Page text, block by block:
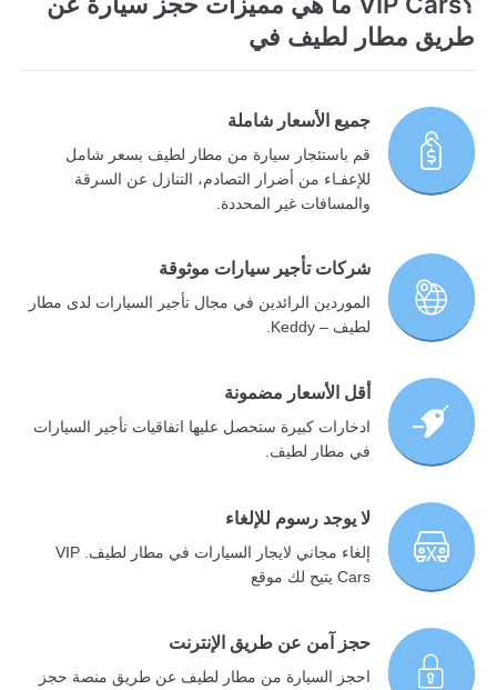
طريق مطار لطيف في
جميع الأسعار شاملة
قم باستئجار سيارة من مطار لطيف بسعر شامل
للإعفـاء من أضرار التصادم، التنازل عن السرقة
والمسافات غير المحددة.
شركات تأجير سيارات موثوقة
الموردين الرائدين في مجال تأجير السيارات لدى مطار
لطيف – Keddy.
أقل الأسعار مضمونة
ادخارات كبيرة ستحصل عليها اتفاقيات تأجير السيارات
في مطار لطيف.
لا يوجد رسوم للإلغاء
إلغاء مجاني لايجار السيارات في مطار لطيف. VIP
Cars يتيح لك موقع
حجز آمن عن طريق الإنترنت
احجز السيارة من مطار لطيف عن طريق منصة حجز